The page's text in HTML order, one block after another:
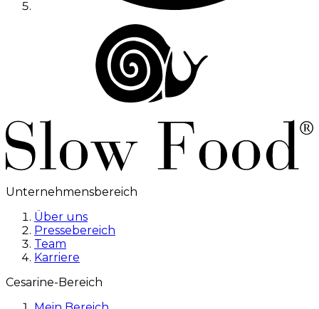
Unternehmensbereich
Über uns
Pressebereich
Team
Karriere
Cesarine-Bereich